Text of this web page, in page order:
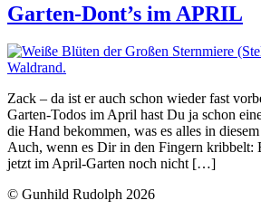
Garten-Dont’s im APRIL
Zack – da ist er auch schon wieder fast
Garten-Todos im April hast Du ja schon
die Hand bekommen, was es alles in
Auch, wenn es Dir in den Fingern kribbelt:
jetzt im April-Garten noch nicht […]
© Gunhild Rudolph 2026